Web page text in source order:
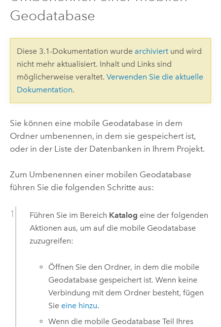
Geodatabase
Diese 3.1-Dokumentation wurde archiviertund wird
nicht mehr aktualisiert. Inhalt und Links sind
möglicherweise veraltet. Verwenden Sie die aktuelle
Dokumentation.
Sie können eine mobile Geodatabase in dem
Ordner umbenennen, in dem sie gespeichert ist,
oder in der Liste der Datenbanken in Ihrem Projekt.
Zum Umbenennen einer mobilen Geodatabase
führen Sie die folgenden Schritte aus:
Führen Sie im Bereich Katalog eine der folgenden
Aktionen aus, um auf die mobile Geodatabase
zuzugreifen:
Öffnen Sie den Ordner, in dem die mobile
Geodatabase gespeichert ist. Wenn keine
Verbindung mit dem Ordner besteht, fügen
Sie eine hinzu.
Wenn die mobile Geodatabase Teil Ihres